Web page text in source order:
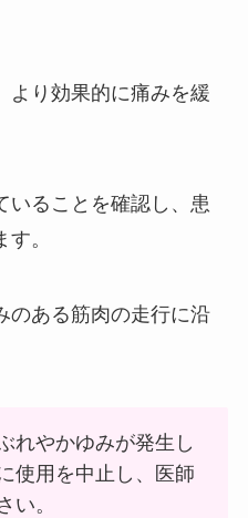
より効果的に痛みを緩
いることを確認し、患
。
のある筋肉の走行に沿
れやかゆみが発生し
使用を中止し、医師
い。